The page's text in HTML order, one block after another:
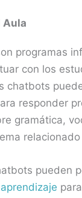
Aula
programas
con los
chatbots
responder
gramática,
pueden